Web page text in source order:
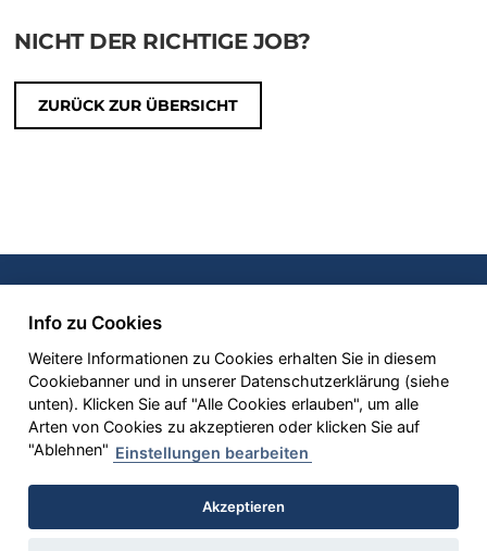
NICHT DER RICHTIGE JOB?
ZURÜCK ZUR ÜBERSICHT
JOBS
KONTAKT
Info zu Cookies
Weitere Informationen zu Cookies erhalten Sie in diesem
Cookiebanner und in unserer Datenschutzerklärung (siehe
unten). Klicken Sie auf "Alle Cookies erlauben", um alle
Arten von Cookies zu akzeptieren oder klicken Sie auf
"Ablehnen" Einstellungen bearbeiten
Akzeptieren